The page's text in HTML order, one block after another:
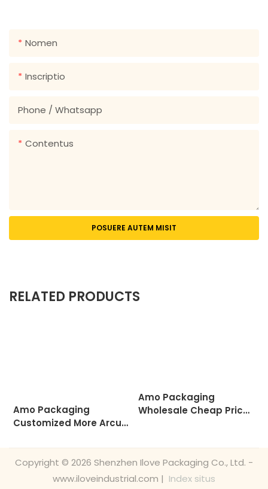
Nomen
Inscriptio
Phone / Whatsapp
Contentus
POSUERE AUTEM MISIT
RELATED PRODUCTS
Amo Packaging
Customized More Arcu
Chartam Peram Cum
Tractamus Luxuria
Papilio Shopping
Amo Packaging
Wholesale Cheap Price
Custom Typis Shopping
Paper Bag
Copyright © 2026 Shenzhen Ilove Packaging Co., Ltd. -
www.iloveindustrial.com | Index situs